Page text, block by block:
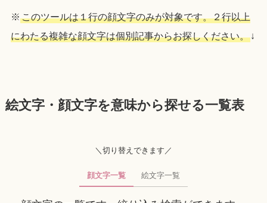
※ このツールは１行の顔文字のみが対象です。２行以上
にわたる複雑な顔文字は個別記事からお探しください。↓
絵文字・顔文字を意味から探せる一覧表
＼切り替えできます／
顔文字一覧 絵文字一覧